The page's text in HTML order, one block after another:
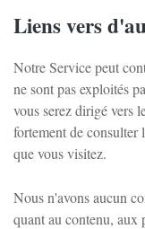
Liens vers
Notre Service peut
ne sont pas exploités
vous serez dirigé vers
fortement de
que vous visitez.
Nous n'avons aucun
quant au contenu,